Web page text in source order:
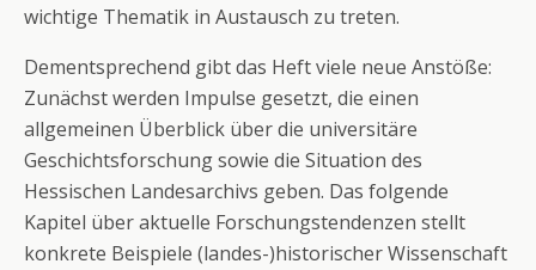
wichtige Thematik in Austausch zu treten.
Dementsprechend gibt das Heft viele neue Anstöße:
Zunächst werden Impulse gesetzt, die einen
allgemeinen Überblick über die universitäre
Geschichtsforschung sowie die Situation des
Hessischen Landesarchivs geben. Das folgende
Kapitel über aktuelle Forschungstendenzen stellt
konkrete Beispiele (landes-)historischer Wissenschaft